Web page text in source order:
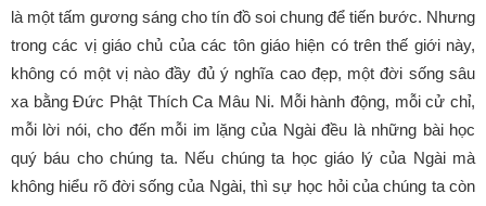
là một tấm gương sáng cho tín đồ soi chung để tiến bước. Nhưng
trong các vị giáo chủ của các tôn giáo hiện có trên thế giới này,
không có một vị nào đầy đủ ý nghĩa cao đẹp, một đời sống sâu
xa bằng Đức Phật Thích Ca Mâu Ni. Mỗi hành động, mỗi cử chỉ,
mỗi lời nói, cho đến mỗi im lặng của Ngài đều là những bài học
quý báu cho chúng ta. Nếu chúng ta học giáo lý của Ngài mà
không hiểu rõ đời sống của Ngài, thì sự học hỏi của chúng ta còn